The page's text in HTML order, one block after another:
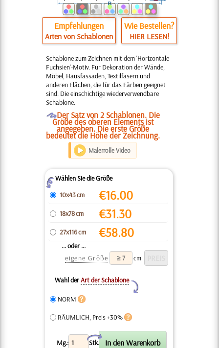
Empfehlungen
Arten von Schablonen
Wie Bestellen?
HIER LESEN!
Schablone zum Zeichnen mit dem 'Horizontale
Fuchsien'-Motiv. Für Dekoration der Wände,
Möbel, Hausfassaden, Textilfasern und
anderen Flächen, die für das Färben geeignet
sind. Die einschichtige wiederverwendbare
Schablone.
ODer Satz von 2 Schablonen. Die
Größe des oberen Elements ist
angegeben. Die erste Größe
bedeutet die Höhe der Zeichnung.
Malerrolle Video
ZWählen Sie die Größe
10x43 cm
€16.00
18x78 cm €31.30
27x116 cm €58.80
... oder ...
eigene Größe
cm
Wahl derArt der Schablone
Y
NORM
RÄUMLICH, Preis +30%
Mg.: Stk.
X